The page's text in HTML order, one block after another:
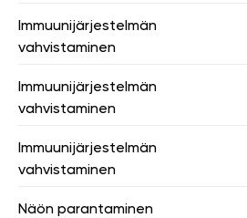
Immuunijärjestelmän
vahvistaminen
Immuunijärjestelmän
vahvistaminen
Immuunijärjestelmän
vahvistaminen
Näön parantaminen